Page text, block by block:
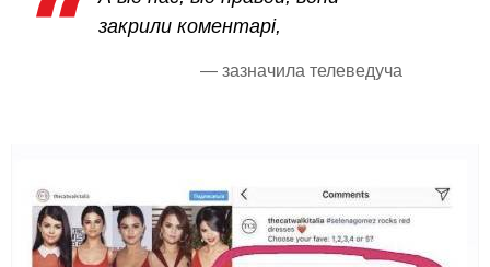
закрили коментарі,
— зазначила телеведуча